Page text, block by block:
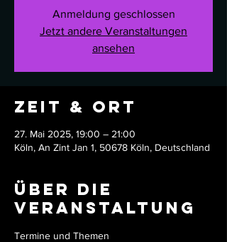
Anmeldung geschlossen
Jetzt andere Veranstaltungen
ansehen
Zeit & Ort
27. Mai 2025, 19:00 – 21:00
Köln, An Zint Jan 1, 50678 Köln, Deutschland
Über die
Veranstaltung
Termine und Themen